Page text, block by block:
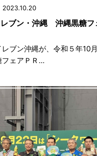
2023.10.20
ブン・沖縄 沖縄黒糖フ
ブン沖縄が、令和５年10
ェアＰＲ...